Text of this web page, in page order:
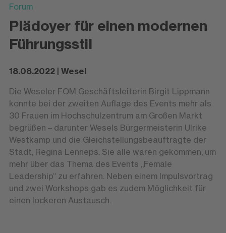
Forum
Plädoyer für einen modernen
Führungsstil
18.08.2022 | Wesel
Die Weseler FOM Geschäftsleiterin Birgit Lippmann
konnte bei der zweiten Auflage des Events mehr als
30 Frauen im Hochschulzentrum am Großen Markt
begrüßen – darunter Wesels Bürgermeisterin Ulrike
Westkamp und die Gleichstellungsbeauftragte der
Stadt, Regina Lenneps. Sie alle waren gekommen, um
mehr über das Thema des Events „Female
Leadership“ zu erfahren. Neben einem Impulsvortrag
und zwei Workshops gab es zudem Möglichkeit für
einen lockeren Austausch.